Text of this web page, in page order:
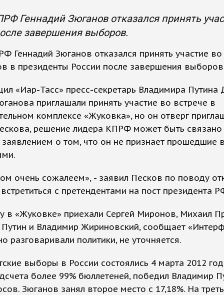
Геннадий Зюганов отказался принять
завершения выборов.
Геннадий Зюганов отказался принять участие во
в президенты России после завершения
«Иар-Тасс» пресс-секретарь Владимира Путина
приглашали принять участие во встрече в
комплексе «Жуковка», но он отверг
решение лидера КПРФ может быть связано
о том, что он не признает прошедшие
очень сожалеем», - заявил Песков по поводу
с претендентами на пост президента
в «Жуковке» приехали Сергей Миронов, Михаил
и Владимир Жириновский, сообщает
разговаривали политики, не уточняется.
выборы в России состоялись 4 марта 2012
более 99% бюллетеней, победил Владимир
Зюганов занял второе место с 17,18%. На